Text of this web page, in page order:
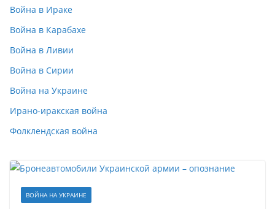
Война в Ираке
Война в Карабахе
Война в Ливии
Война в Сирии
Война на Украине
Ирано-иракская война
Фолклендская война
ВОЙНА НА УКРАИНЕ